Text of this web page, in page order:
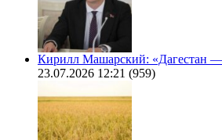
Кирилл Машарский: «Дагестан
23.07.2026 12:21 (959)